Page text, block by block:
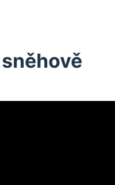
sněhově